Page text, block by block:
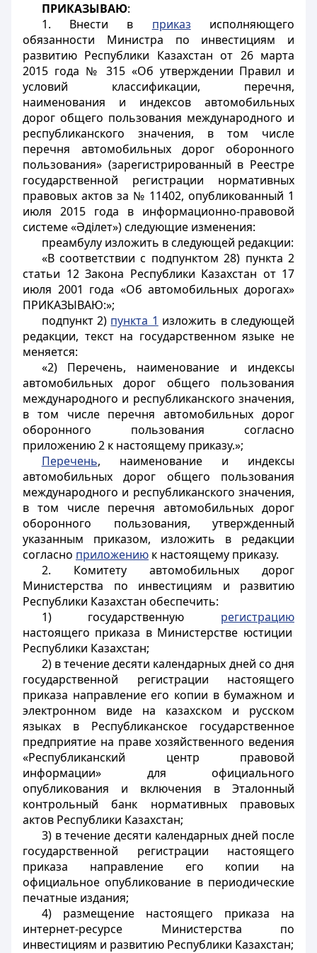
ПРИКАЗЫВАЮ:
1. Внести в приказ исполняющего
обязанности Министра по инвестициям и
развитию Республики Казахстан от 26 марта
2015 года № 315 «Об утверждении Правил и
условий классификации, перечня,
наименования и индексов автомобильных
дорог общего пользования международного и
республиканского значения, в том числе
перечня автомобильных дорог оборонного
пользования» (зарегистрированный в Реестре
государственной регистрации нормативных
правовых актов за № 11402, опубликованный 1
июля 2015 года в информационно-правовой
системе «Әділет») следующие изменения:
преамбулу изложить в следующей редакции:
«В соответствии с подпунктом 28) пункта 2
статьи 12 Закона Республики Казахстан от 17
июля 2001 года «Об автомобильных дорогах»
ПРИКАЗЫВАЮ:»;
подпункт 2) пункта 1 изложить в следующей
редакции, текст на государственном языке не
меняется:
«2) Перечень, наименование и индексы
автомобильных дорог общего пользования
международного и республиканского значения,
в том числе перечня автомобильных дорог
оборонного пользования согласно
приложению 2 к настоящему приказу.»;
Перечень, наименование и индексы
автомобильных дорог общего пользования
международного и республиканского значения,
в том числе перечня автомобильных дорог
оборонного пользования, утвержденный
указанным приказом, изложить в редакции
согласно приложению к настоящему приказу.
2. Комитету автомобильных дорог
Министерства по инвестициям и развитию
Республики Казахстан обеспечить:
1) государственную регистрацию
настоящего приказа в Министерстве юстиции
Республики Казахстан;
2) в течение десяти календарных дней со дня
государственной регистрации настоящего
приказа направление его копии в бумажном и
электронном виде на казахском и русском
языках в Республиканское государственное
предприятие на праве хозяйственного ведения
«Республиканский центр правовой
информации» для официального
опубликования и включения в Эталонный
контрольный банк нормативных правовых
актов Республики Казахстан;
3) в течение десяти календарных дней после
государственной регистрации настоящего
приказа направление его копии на
официальное опубликование в периодические
печатные издания;
4) размещение настоящего приказа на
интернет-ресурсе Министерства по
инвестициям и развитию Республики Казахстан;